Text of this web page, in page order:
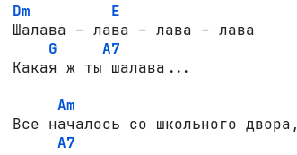
Dm
E
Шалава – лава – лава – лава
G
A7
Какая ж ты шалава...
Am
Все началось со школьного двора,
A7